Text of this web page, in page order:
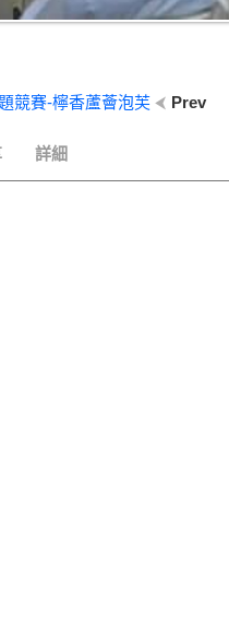
Prev
競賽-檸香蘆薈泡芙
詳細